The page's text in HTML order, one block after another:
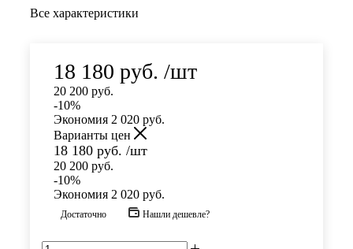
Все характеристики
18 180 руб. /шт
20 200 руб.
-10%
Экономия 2 020 руб.
Варианты цен
18 180 руб. /шт
20 200 руб.
-10%
Экономия 2 020 руб.
Достаточно Нашли дешевле?